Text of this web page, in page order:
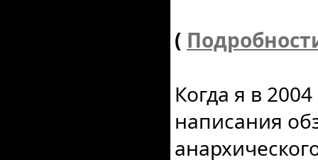
(
Когда я в
написания